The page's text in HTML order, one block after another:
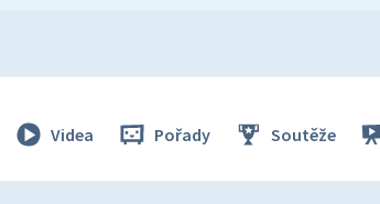
Videa Pořady Soutěže